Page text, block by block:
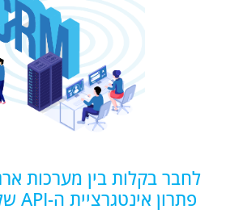
לחבר בקלות בין מערכות
פתרון אינטגרציית ה-API של חברת WSO2